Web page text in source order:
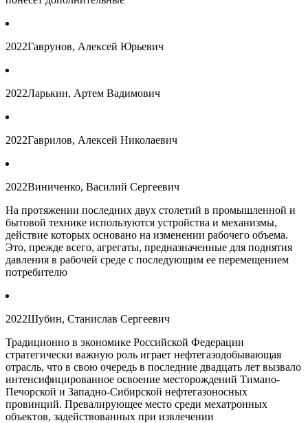
2022Гаврунов, Алексей Юрьевич
2022Ларькин, Артем Вадимович
2022Гаврилов, Алексей Николаевич
2022Виниченко, Василий Сергеевич
На протяжении последних двух столетий в промышленной и
бытовой технике используются устройства и механизмы,
действие которых основано на изменении рабочего объема.
Это, прежде всего, агрегаты, предназначенные для поднятия
давления в рабочей среде с последующим ее перемещением
потребителю
2022Шубин, Станислав Сергеевич
Традиционно в экономике Российской Федерации
стратегически важную роль играет нефтегазодобывающая
отрасль, что в свою очередь в последние двадцать лет вызвало
интенсифицированное освоение месторождений Тимано-
Печорской и Западно-Сибирской нефтегазоносных
провинций. Превалирующее место среди мехатронных
объектов, задействованных при извлечении